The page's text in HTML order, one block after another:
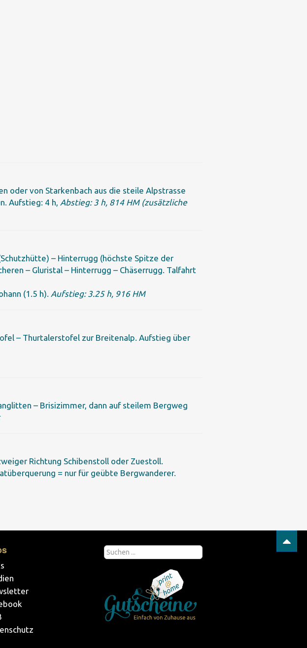
oder von Starkenbach aus die steile Alpstrasse
Aufstieg: 4 h, Abstieg: 3 h, 814 HM (zusätzliche
– Hinterrugg (höchste Spitze der
– Gluristal – Hinterrugg – Chäserrugg. Talfahrt
(1.5 h). Aufstieg: 3.25 h, 916 HM
– Thurtalerstofel zur Breitenalp. Aufstieg über
– Brisizimmer, dann auf steilem Bergweg
Richtung Schibenstoll oder Zuestoll.
= nur für geübte Bergwanderer.